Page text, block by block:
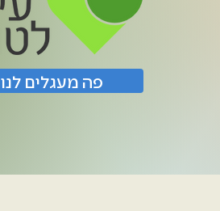
:) פה מעגלים לנו